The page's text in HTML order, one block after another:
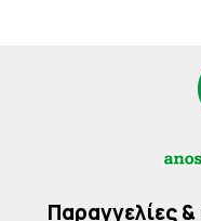
Παραγγελίες